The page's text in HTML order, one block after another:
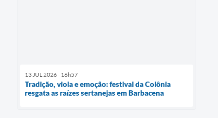
13 JUL 2026 - 16h57
Tradição, viola e emoção: festival da Colônia
resgata as raízes sertanejas em Barbacena